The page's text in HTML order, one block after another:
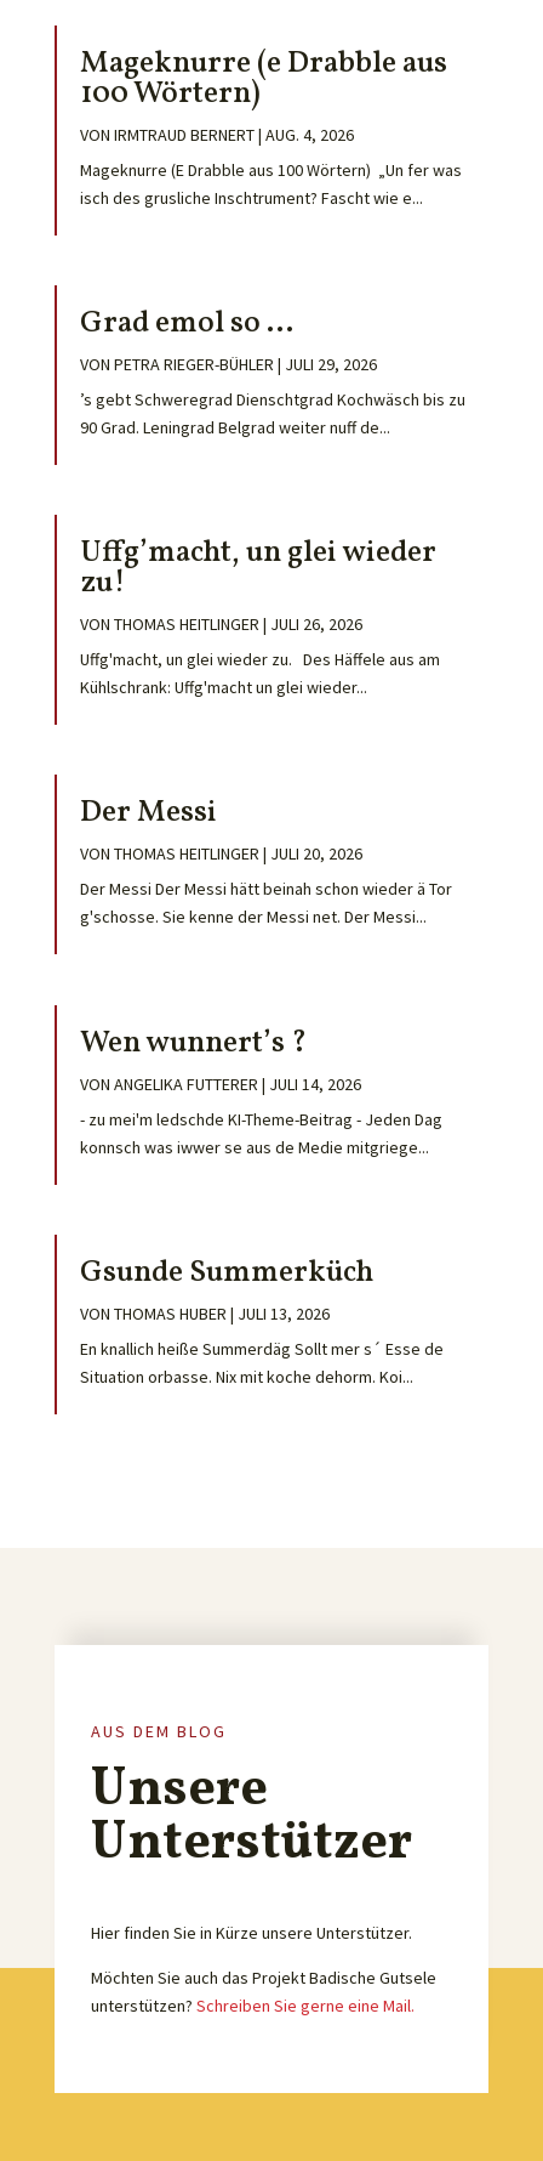
Mageknurre (e Drabble aus
100 Wörtern)
VON IRMTRAUD BERNERT| AUG. 4, 2026
Mageknurre (E Drabble aus 100 Wörtern) „Un fer was
isch des grusliche Inschtrument? Fascht wie e...
Grad emol so …
VON PETRA RIEGER-BÜHLER | JULI 29, 2026
’s gebt Schweregrad Dienschtgrad Kochwäsch bis zu
90 Grad. Leningrad Belgrad weiter nuff de...
Uffg’macht, un glei wieder
zu!
VON THOMAS HEITLINGER | JULI 26, 2026
Uffg'macht, un glei wieder zu. Des Häffele aus am
Kühlschrank: Uffg'macht un glei wieder...
Der Messi
VON THOMAS HEITLINGER | JULI 20, 2026
Der Messi Der Messi hätt beinah schon wieder ä Tor
g'schosse. Sie kenne der Messi net. Der Messi...
Wen wunnert’s ?
VON ANGELIKA FUTTERER | JULI 14, 2026
- zu mei'm ledschde KI-Theme-Beitrag - Jeden Dag
konnsch was iwwer se aus de Medie mitgriege...
Gsunde Summerküch
VON THOMAS HUBER | JULI 13, 2026
En knallich heiße Summerdäg Sollt mer s´ Esse de
Situation orbasse. Nix mit koche dehorm. Koi...
AUS DEM BLOG
Unsere
Unterstützer
Hier finden Sie in Kürze unsere Unterstützer.
Möchten Sie auch das Projekt Badische Gutsele
unterstützen? Schreiben Sie gerne eine Mail.